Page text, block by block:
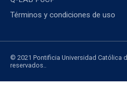
Términos y condiciones de uso
© 2021 Pontificia Universidad Católica
reservados..